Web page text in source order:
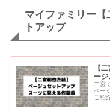
マイファミリー
トアップ
【
ー
二宮
ベー
ご紹介します。 二宮